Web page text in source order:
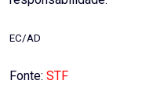
EC/AD
Fonte: STF